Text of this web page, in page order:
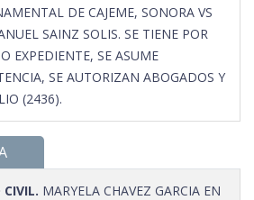
DE CAJEME, SONORA VS
SAINZ SOLIS. SE TIENE POR
EXPEDIENTE, SE ASUME
SE AUTORIZAN ABOGADOS Y
(2436).
CIVIL. MARYELA CHAVEZ GARCIA EN